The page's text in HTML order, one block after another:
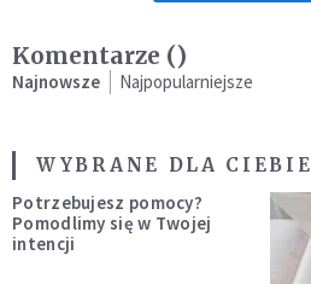
Komentarze ()
Najnowsze Najpopularniejsze
WYBRANE DLA CIEBIE
Potrzebujesz pomocy?
Pomodlimy się w Twojej
intencji